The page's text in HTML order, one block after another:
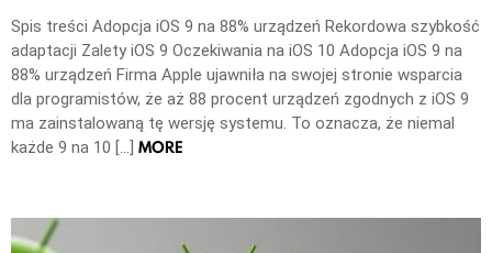
Spis treści Adopcja iOS 9 na 88% urządzeń Rekordowa szybkość
adaptacji Zalety iOS 9 Oczekiwania na iOS 10 Adopcja iOS 9 na
88% urządzeń Firma Apple ujawniła na swojej stronie wsparcia
dla programistów, że aż 88 procent urządzeń zgodnych z iOS 9
ma zainstalowaną tę wersję systemu. To oznacza, że niemal
każde 9 na 10 […] MORE